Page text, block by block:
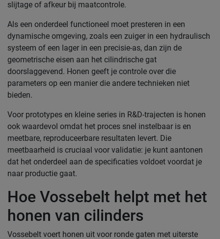
slijtage of afkeur bij maatcontrole.
Als een onderdeel functioneel moet presteren in een
dynamische omgeving, zoals een zuiger in een hydraulisch
systeem of een lager in een precisie-as, dan zijn de
geometrische eisen aan het cilindrische gat
doorslaggevend. Honen geeft je controle over die
parameters op een manier die andere technieken niet
bieden.
Voor prototypes en kleine series in R&D-trajecten is honen
ook waardevol omdat het proces snel instelbaar is en
meetbare, reproduceerbare resultaten levert. Die
meetbaarheid is cruciaal voor validatie: je kunt aantonen
dat het onderdeel aan de specificaties voldoet voordat je
naar productie gaat.
Hoe Vossebelt helpt met het
honen van cilinders
Vossebelt voert honen uit voor ronde gaten met uiterste